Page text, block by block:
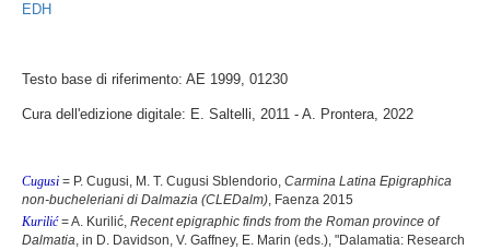
EDH
Testo base di riferimento: AE 1999, 01230
Cura dell'edizione digitale: E. Saltelli, 2011 - A. Prontera, 2022
Cugusi = P. Cugusi, M. T. Cugusi Sblendorio, Carmina Latina Epigraphica
non-bucheleriani di Dalmazia (CLEDalm), Faenza 2015
Kurilić= A. Kurilić, Recent epigraphic finds from the Roman province of
Dalmatia, in D. Davidson, V. Gaffney, E. Marin (eds.), "Dalamatia: Research